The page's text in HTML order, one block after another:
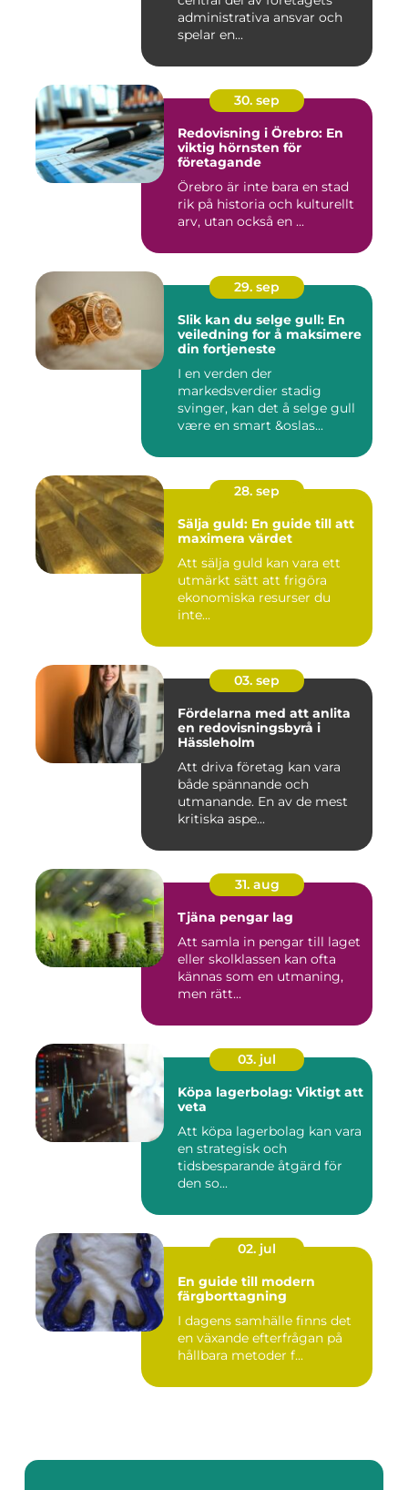
administrativa ansvar och
spelar en...
30. sep
Redovisning i Örebro: En
viktig hörnsten för
företagande
Örebro är inte bara en stad
rik på historia och kulturellt
arv, utan också en ...
29. sep
Slik kan du selge gull: En
veiledning for å maksimere
din fortjeneste
I en verden der
markedsverdier stadig
svinger, kan det å selge gull
være en smart &oslas...
28. sep
Sälja guld: En guide till att
maximera värdet
Att sälja guld kan vara ett
utmärkt sätt att frigöra
ekonomiska resurser du
inte...
03. sep
Fördelarna med att anlita
en redovisningsbyrå i
Hässleholm
Att driva företag kan vara
både spännande och
utmanande. En av de mest
kritiska aspe...
31. aug
Tjäna pengar lag
Att samla in pengar till laget
eller skolklassen kan ofta
kännas som en utmaning,
men rätt...
03. jul
Köpa lagerbolag: Viktigt att
veta
Att köpa lagerbolag kan vara
en strategisk och
tidsbesparande åtgärd för
den so...
02. jul
En guide till modern
färgborttagning
I dagens samhälle finns det
en växande efterfrågan på
hållbara metoder f...